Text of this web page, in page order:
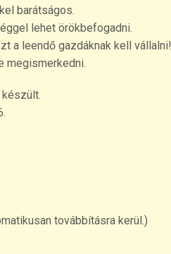
barátságos.
lehet örökbefogadni.
a leendő gazdáknak kell vállalni!
megismerkedni.
továbbításra kerül.)